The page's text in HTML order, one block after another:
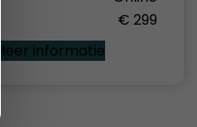
€ 299
Meer informatie